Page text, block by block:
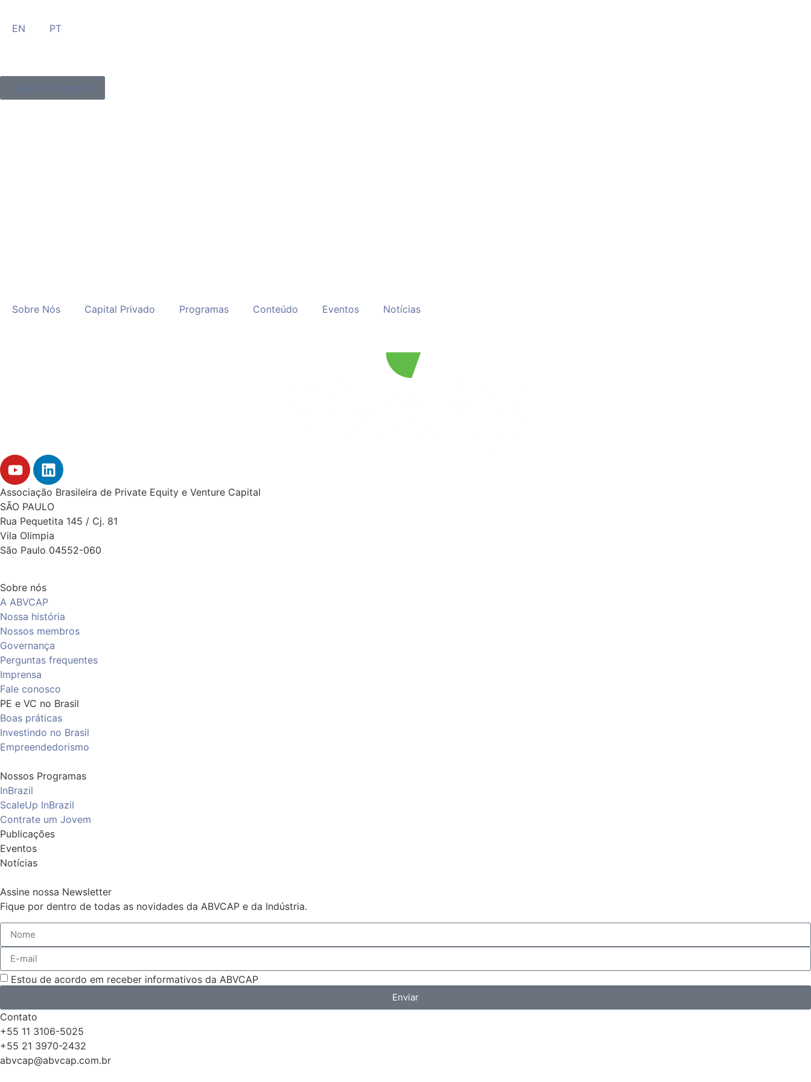
EN PT
Área de membros
Sobre Nós Capital Privado Programas Conteúdo Eventos Notícias
Associação Brasileira de Private Equity e Venture Capital
SÃO PAULO
Rua Pequetita 145 / Cj. 81
Vila Olimpia
São Paulo 04552-060
Sobre nós
A ABVCAP
Nossa história
Nossos membros
Governança
Perguntas frequentes
Imprensa
Fale conosco
PE e VC no Brasil
Boas práticas
Investindo no Brasil
Empreendedorismo
Nossos Programas
InBrazil
ScaleUp InBrazil
Contrate um Jovem
Publicações
Eventos
Notícias
Assine nossa Newsletter
Fique por dentro de todas as novidades da ABVCAP e da Indústria.
Estou de acordo em receber informativos da ABVCAP
Enviar
Contato
+55 11 3106-5025
+55 21 3970-2432
abvcap@abvcap.com.br